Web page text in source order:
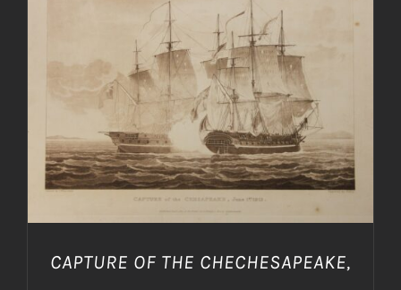
AGGIUNGI AL CARRELLO / DETTAGLI
CAPTURE OF THE CHECHESAPEAKE,